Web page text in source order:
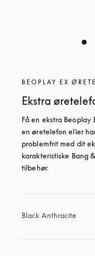
BEOPLAY EX
Ekstra
Få en ekstra
en øretelefon eller
problemfrit med dit
karakteristiske Bang
tilbehør.
Black Anthracite